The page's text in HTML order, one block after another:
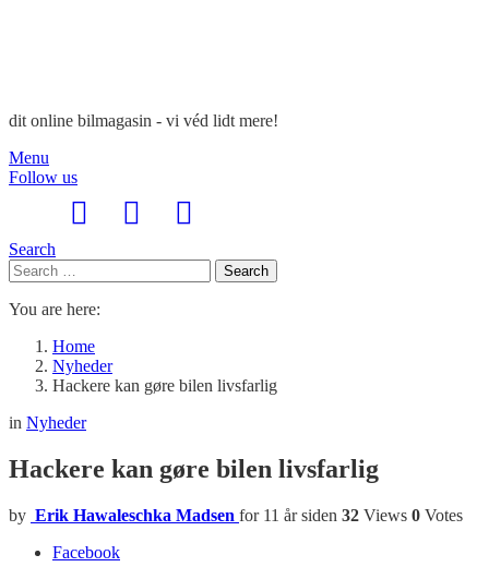
dit online bilmagasin - vi véd lidt mere!
Menu
Follow us
Search
Search
for:
Search
You are here:
Home
Nyheder
Hackere kan gøre bilen livsfarlig
in Nyheder
Hackere kan gøre bilen livsfarlig
by Erik Hawaleschka Madsen for 11 år siden 32 Views 0 Votes
Facebook